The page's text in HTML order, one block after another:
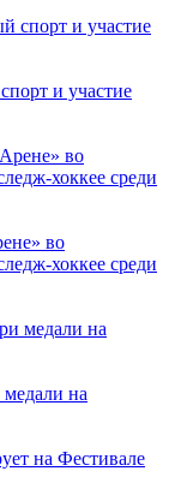
и участие
во
хоккее среди
на